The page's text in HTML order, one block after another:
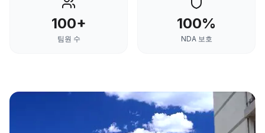
100+
팀원 수
100%
NDA 보호